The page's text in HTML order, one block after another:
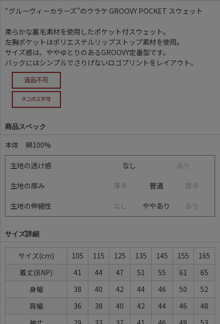
“グルーヴィーカラーズ”のウラケ GROOVY POCKET スウェット
柔らかな裏毛素材を使用したポケット付スウェット。
左胸ポケットはポリエステルリップストップ素材を使用。
サイズ感は、ややゆとりのあるGROOVY定番型です。
バックにはシンプルでさりげないロゴプリントをレイアウト。
商品スペック
本体 綿100%
生地の透け感 なし あ り
生地の厚み 薄手 普通 厚手
生地の伸縮性 な し ややあり あ り
サイズ詳細
サイズ 105 115 125 135 145 155
165
着丈(BNP)
41 44 47 51 55 61
65
身幅
38 40 42 44 46 50
52
肩幅
36 38 40 42 44 46
48